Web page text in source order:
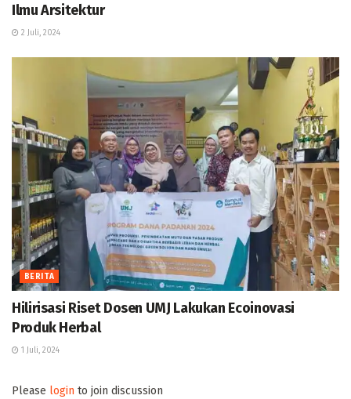
Ilmu Arsitektur
2 Juli, 2024
BERITA
Hilirisasi Riset Dosen UMJ Lakukan Ecoinovasi
Produk Herbal
1 Juli, 2024
Please login to join discussion